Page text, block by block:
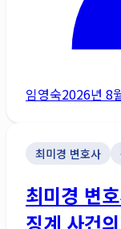
임영숙2026년 8
최미경 변호사
최미경 변
징계 사건